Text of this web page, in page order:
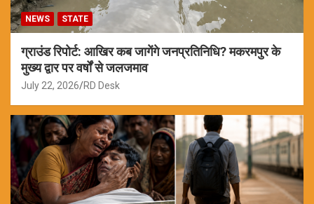
NEWS STATE
ग्राउंड रिपोर्ट: आखिर कब जागेंगे जनप्रतिनिधि? मकरमपुर के
मुख्य द्वार पर वर्षों से जलजमाव
July 22, 2026 RD Desk